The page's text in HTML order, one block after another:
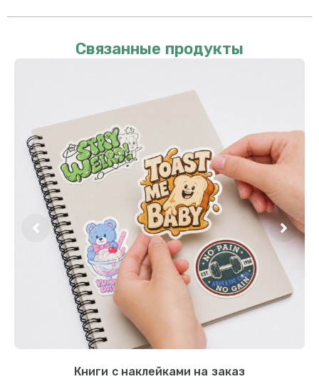
Связанные продукты
Книги с наклейками на заказ